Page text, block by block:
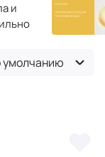
и
умолчанию